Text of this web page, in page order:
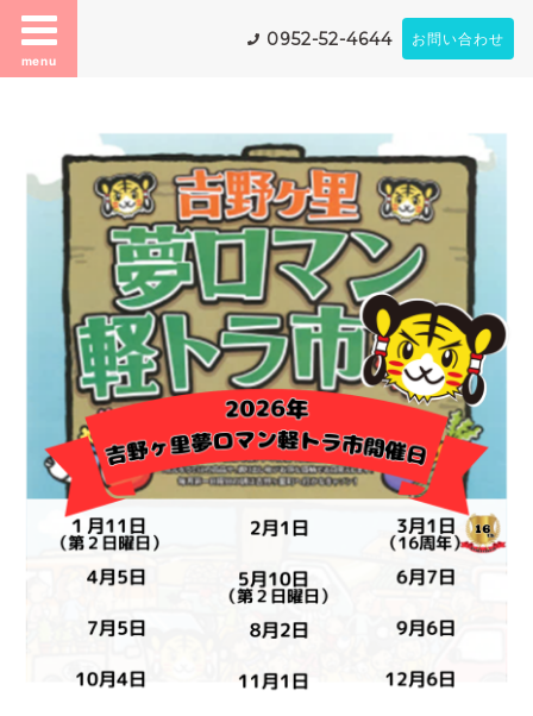
menu
0952-52-4644 お問い合わせ